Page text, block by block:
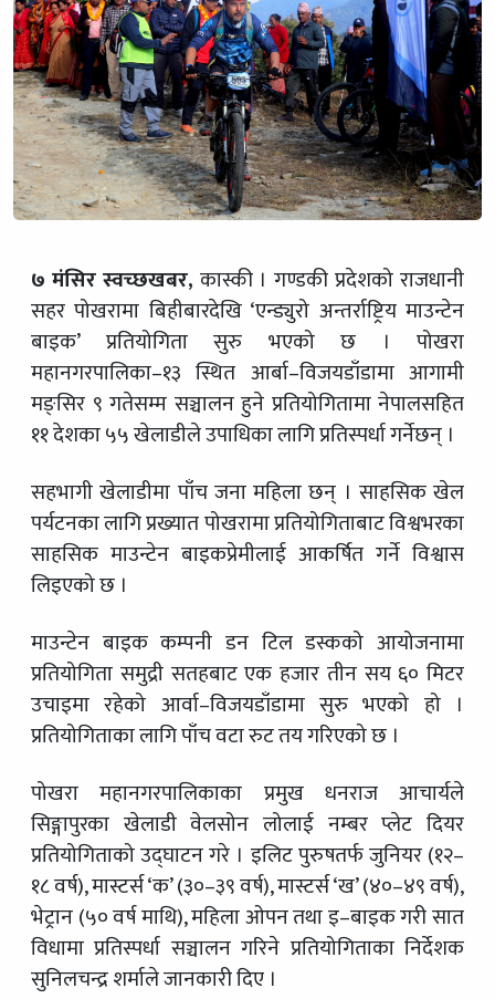
७ मंसिर स्वच्छखबर, कास्की । गण्डकी प्रदेशको राजधानी
सहर पोखरामा बिहीबारदेखि ‘एन्ड्युरो अन्तर्राष्ट्रिय माउन्टेन
बाइक’ प्रतियोगिता सुरु भएको छ । पोखरा
महानगरपालिका–१३ स्थित आर्बा–विजयडाँडामा आगामी
मङ्सिर ९ गतेसम्म सञ्चालन हुने प्रतियोगितामा नेपालसहित
११ देशका ५५ खेलाडीले उपाधिका लागि प्रतिस्पर्धा गर्नेछन् ।
सहभागी खेलाडीमा पाँच जना महिला छन् । साहसिक खेल
पर्यटनका लागि प्रख्यात पोखरामा प्रतियोगिताबाट विश्वभरका
साहसिक माउन्टेन बाइकप्रेमीलाई आकर्षित गर्ने विश्वास
लिइएको छ ।
माउन्टेन बाइक कम्पनी डन टिल डस्कको आयोजनामा
प्रतियोगिता समुद्री सतहबाट एक हजार तीन सय ६० मिटर
उचाइमा रहेको आर्वा–विजयडाँडामा सुरु भएको हो ।
प्रतियोगिताका लागि पाँच वटा रुट तय गरिएको छ ।
पोखरा महानगरपालिकाका प्रमुख धनराज आचार्यले
सिङ्गापुरका खेलाडी वेलसोन लोलाई नम्बर प्लेट दियर
प्रतियोगिताको उद्घाटन गरे । इलिट पुरुषतर्फ जुनियर (१२–
१८ वर्ष), मास्टर्स ‘क’ (३०–३९ वर्ष), मास्टर्स ‘ख’ (४०–४९ वर्ष),
भेट्रान (५० वर्ष माथि), महिला ओपन तथा इ–बाइक गरी सात
विधामा प्रतिस्पर्धा सञ्चालन गरिने प्रतियोगिताका निर्देशक
सुनिलचन्द्र शर्माले जानकारी दिए ।